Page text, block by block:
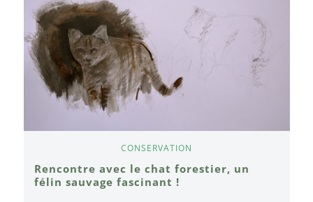
CONSERVATION
Rencontre avec le chat forestier, un
félin sauvage fascinant !